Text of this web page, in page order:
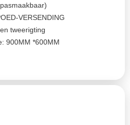
VERSENDING
tweerigting
900MM *600MM